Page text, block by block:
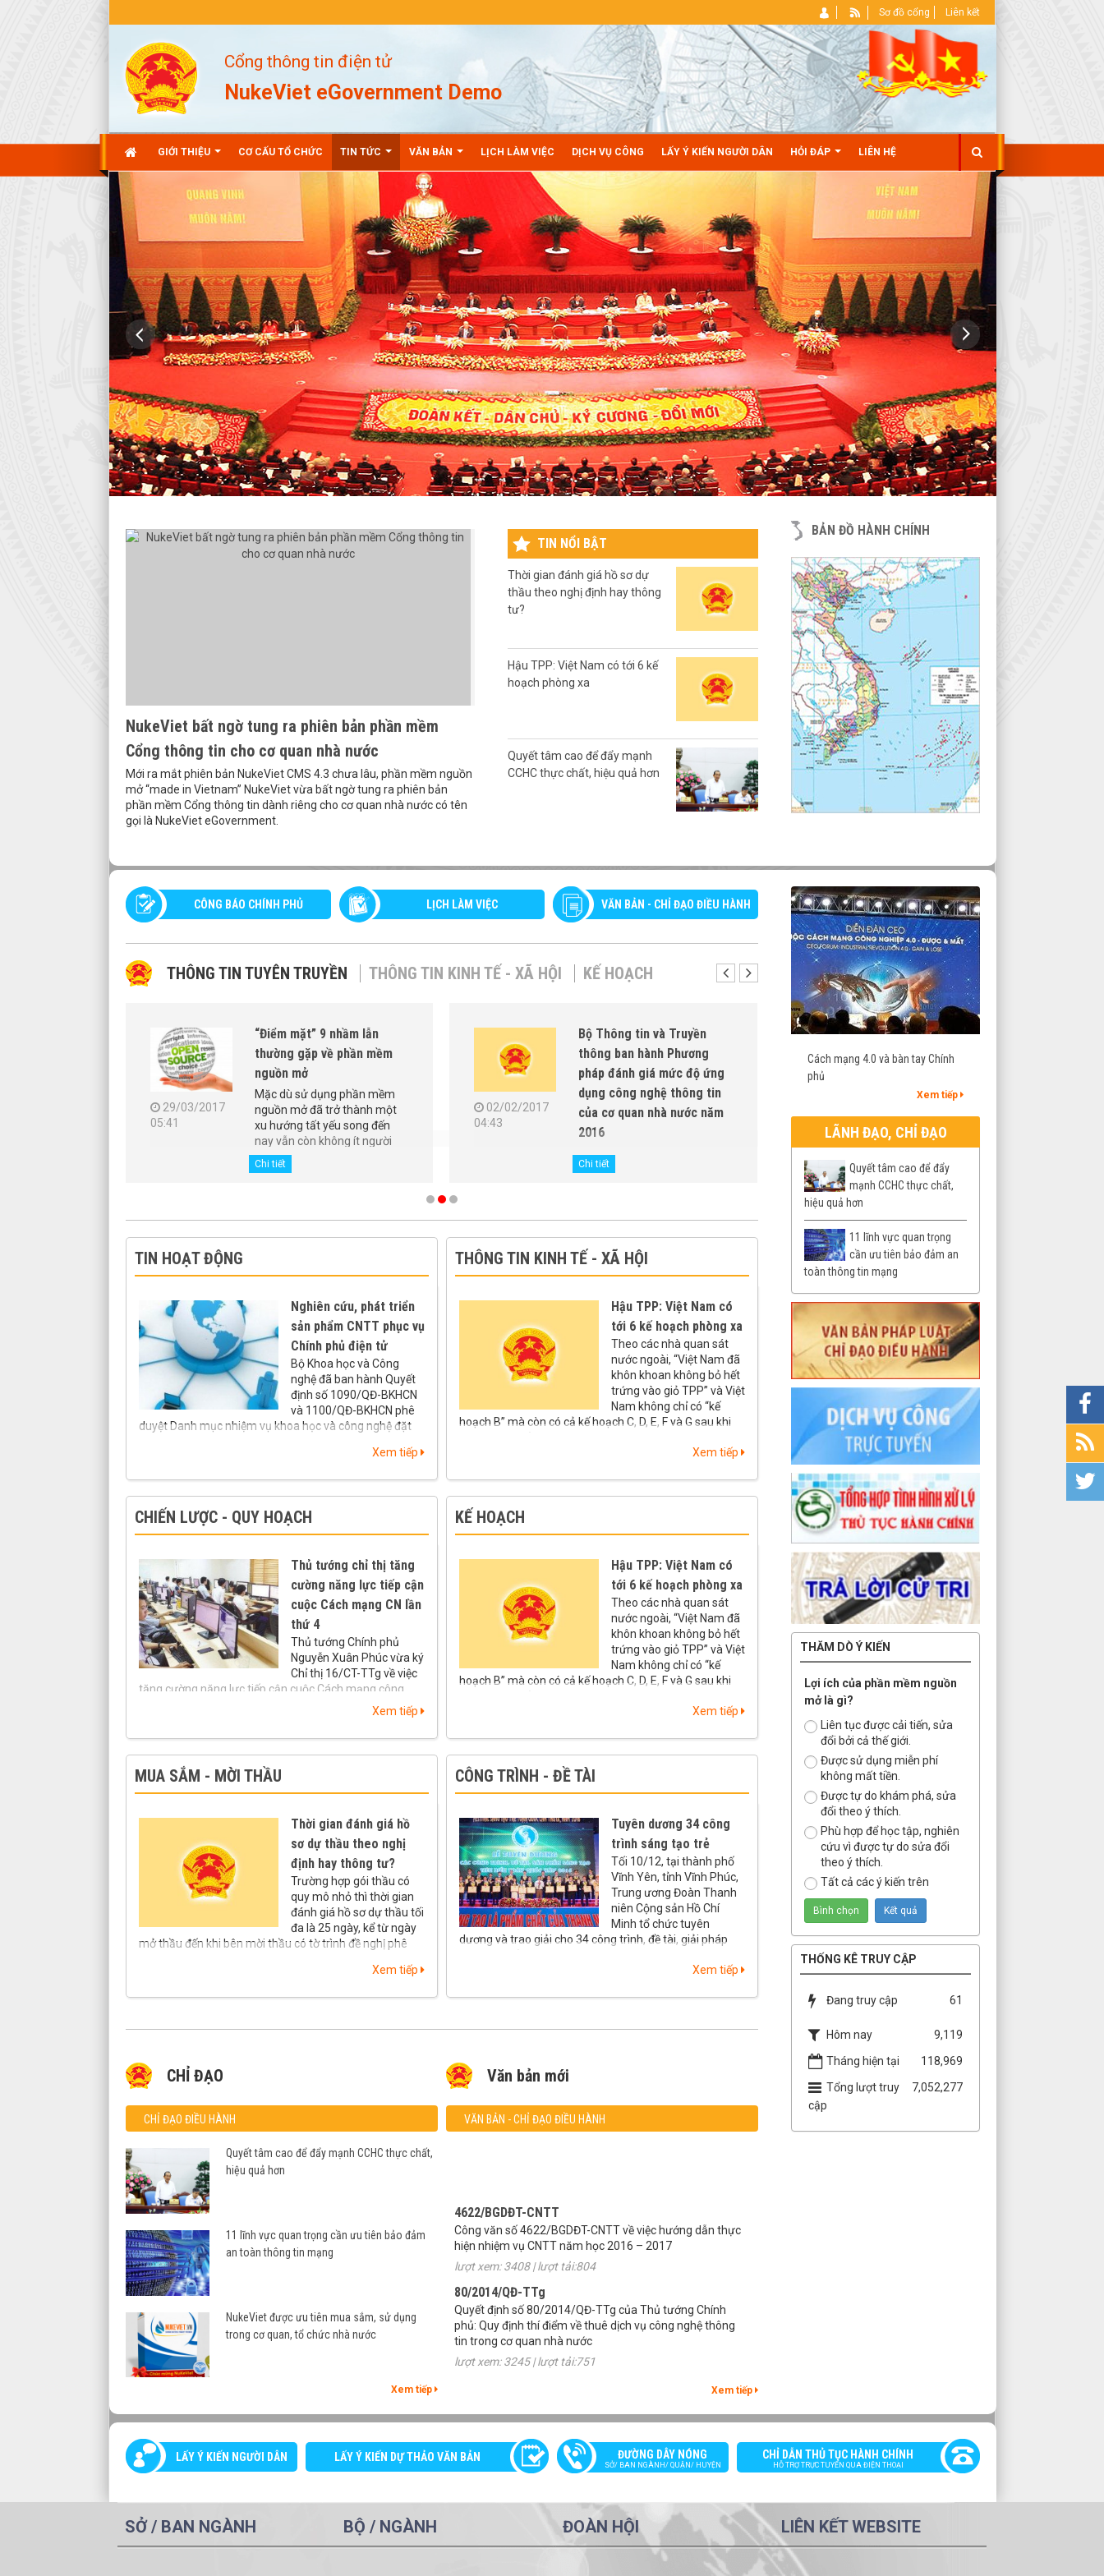
Cổng thông tin điện tử
NukeViet eGovernment Demo
GIỚI THIỆU CƠ CẤU TỔ CHỨC TIN TỨC VĂN BẢN LỊCH LÀM VIỆC DỊCH VỤ CÔNG LẤY Ý KIẾN NGƯỜI DÂN HỎI ĐÁP LIÊN HỆ
Sơ đồ cổng Liên kết
NukeViet bất ngờ tung ra phiên bản phần mềm
Cổng thông tin cho cơ quan nhà nước
Mới ra mắt phiên bản NukeViet CMS 4.3 chưa lâu, phần mềm nguồn
mở “made in Vietnam” NukeViet vừa bất ngờ tung ra phiên bản
phần mềm Cổng thông tin dành riêng cho cơ quan nhà nước có tên
gọi là NukeViet eGovernment.
TIN NỔI BẬT
Thời gian đánh giá hồ sơ dự
thầu theo nghị định hay thông
tư?
Hậu TPP: Việt Nam có tới 6 kế
hoạch phòng xa
Quyết tâm cao để đẩy mạnh
CCHC thực chất, hiệu quả hơn
BẢN ĐỒ HÀNH CHÍNH
CÔNG BÁO CHÍNH PHỦ LỊCH LÀM VIỆC VĂN BẢN - CHỈ ĐẠO ĐIỀU HÀNH
THÔNG TIN TUYÊN TRUYỀN THÔNG TIN KINH TẾ - XÃ HỘI KẾ HOẠCH
29/03/2017
05:41
“Điểm mặt” 9 nhầm lẫn
thường gặp về phần mềm
nguồn mở
Mặc dù sử dụng phần mềm
nguồn mở đã trở thành một
xu hướng tất yếu song đến
nay vẫn còn không ít người
vẫn nhầm lẫn về phần mềm
nguồn mở, đặc biệt là...
Chi tiết
02/02/2017
04:43
Bộ Thông tin và Truyền
thông ban hành Phương
pháp đánh giá mức độ ứng
dụng công nghệ thông tin
của cơ quan nhà nước năm
2016
Ngày 19/01/2017, Bộ Thông
tin và Truyền thông đã ban
Chi tiết
NukeViet được ưu tiên
mua sắm, sử dụng trong
Ngày 5/12/2014, Bộ trưởng
đã ký ban hành Thông tư
20/2014/TT-BTTTT (Thông
phẩm phần mềm nguồn
mở...
Chi tiết
TIN HOẠT ĐỘNG
Nghiên cứu, phát triển
sản phẩm CNTT phục vụ
Chính phủ điện tử
Bộ Khoa học và Công
nghệ đã ban hành Quyết
định số 1090/QĐ-BKHCN
và 1100/QĐ-BKHCN phê
duyệt Danh mục nhiệm vụ khoa học và công nghệ đặt
điểm cấp quốc gia giai đoạn 2016 - 2020: "Nghiên cứu
Xem tiếp
THÔNG TIN KINH TẾ - XÃ HỘI
Hậu TPP: Việt Nam có
tới 6 kế hoạch phòng xa
Theo các nhà quan sát
nước ngoài, “Việt Nam đã
khôn khoan không bỏ hết
trứng vào giỏ TPP” và Việt
Nam không chỉ có “kế
hoạch B” mà còn có cả kế hoạch C, D, E, F và G sau khi
Xem tiếp
CHIẾN LƯỢC - QUY HOẠCH
Thủ tướng chỉ thị tăng
cường năng lực tiếp cận
cuộc Cách mạng CN lần
thứ 4
Thủ tướng Chính phủ
Nguyễn Xuân Phúc vừa ký
Chỉ thị 16/CT-TTg về việc
tăng cường năng lực tiếp cận cuộc Cách mạng công
Xem tiếp
KẾ HOẠCH
Hậu TPP: Việt Nam có
tới 6 kế hoạch phòng xa
Theo các nhà quan sát
nước ngoài, “Việt Nam đã
khôn khoan không bỏ hết
trứng vào giỏ TPP” và Việt
Nam không chỉ có “kế
hoạch B” mà còn có cả kế hoạch C, D, E, F và G sau khi
Xem tiếp
MUA SẮM - MỜI THẦU
Thời gian đánh giá hồ
sơ dự thầu theo nghị
định hay thông tư?
Trường hợp gói thầu có
quy mô nhỏ thì thời gian
đánh giá hồ sơ dự thầu tối
đa là 25 ngày, kể từ ngày
mở thầu đến khi bên mời thầu có tờ trình đề nghị phê
Xem tiếp
CÔNG TRÌNH - ĐỀ TÀI
Tuyên dương 34 công
trình sáng tạo trẻ
Tối 10/12, tại thành phố
Vĩnh Yên, tỉnh Vĩnh Phúc,
Trung ương Đoàn Thanh
niên Cộng sản Hồ Chí
Minh tổ chức tuyên
dương và trao giải cho 34 công trình, đề tài, giải pháp
Xem tiếp
CHỈ ĐẠO
CHỈ ĐẠO ĐIỀU HÀNH
Quyết tâm cao để đẩy mạnh CCHC thực chất,
hiệu quả hơn
11 lĩnh vực quan trọng cần ưu tiên bảo đảm
an toàn thông tin mạng
NukeViet được ưu tiên mua sắm, sử dụng
trong cơ quan, tổ chức nhà nước
Xem tiếp
Văn bản mới
VĂN BẢN - CHỈ ĐẠO ĐIỀU HÀNH
hiện nhiệm vụ CNTT năm học 2016 – 2017
lượt xem: 3408 | lượt tải:804
80/2014/QĐ-TTg
Quyết định số 80/2014/QĐ-TTg của Thủ tướng Chính
phủ: Quy định thí điểm về thuê dịch vụ công nghệ thông
tin trong cơ quan nhà nước
lượt xem: 3245 | lượt tải:751
20/2014/TT-BTTTT
Thông tư 20/2014/TT-BTTTT của Bộ TT&TT ban hành
nguồn mở (PMNM) được ưu tiên mua sắm, sử dụng trong
cơ quan, tổ chức nhà nước.
72/2013/NĐ-CP
Nghị định số 72/2013/NĐ-CP của Chính phủ : Quản lý,
Công văn số 310/BTTTT-ƯDCNTT ngày 10/02/2012 của
Bộ Thông tin và Truyền thông về việc hướng dẫn áp dụng
Xem tiếp
Cách mạng 4.0 và bàn tay Chính
phủ
Xem tiếp
LÃNH ĐẠO, CHỈ ĐẠO
Quyết tâm cao để đẩy
mạnh CCHC thực chất,
hiệu quả hơn
11 lĩnh vực quan trọng
cần ưu tiên bảo đảm an
toàn thông tin mạng
THĂM DÒ Ý KIẾN
Lợi ích của phần mềm nguồn
mở là gì?
Liên tục được cải tiến, sửa
đổi bởi cả thế giới.
Được sử dụng miễn phí
không mất tiền.
Được tự do khám phá, sửa
đổi theo ý thích.
Phù hợp để học tập, nghiên
cứu vì được tự do sửa đổi
theo ý thích.
Tất cả các ý kiến trên
THỐNG KÊ TRUY CẬP
Đang truy cập 61
Hôm nay
9,119
Tháng hiện tại
118,969
Tổng lượt truy
cập
7,052,277
LẤY Ý KIẾN NGƯỜI DÂN LẤY Ý KIẾN DỰ THẢO VĂN BẢN ĐƯỜNG DÂY NÓNG
SỞ/ BAN NGÀNH/ QUẬN/ HUYỆN
CHỈ DẪN THỦ TỤC HÀNH CHÍNH
HỖ TRỢ TRỰC TUYẾN QUA ĐIỆN THOẠI
SỞ / BAN NGÀNH BỘ / NGÀNH ĐOÀN HỘI LIÊN KẾT WEBSITE